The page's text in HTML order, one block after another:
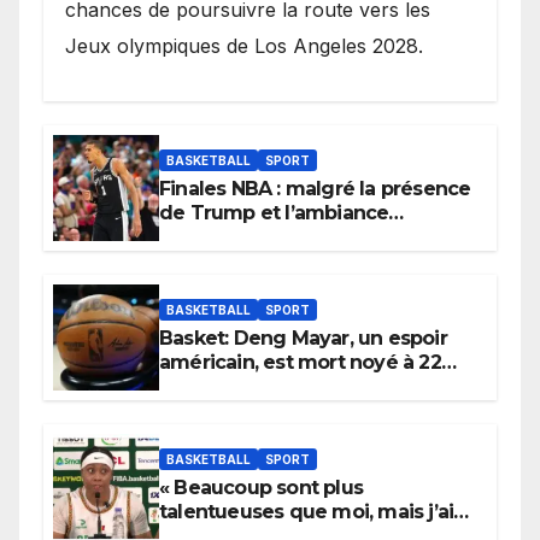
chances de poursuivre la route vers les
Jeux olympiques de Los Angeles 2028.
BASKETBALL SPORT
Finales NBA : malgré la présence
de Trump et l’ambiance
BASKETBALL SPORT
Basket: Deng Mayar, un espoir
américain, est mort noyé à 22
BASKETBALL SPORT
« Beaucoup sont plus
talentueuses que moi, mais j’ai